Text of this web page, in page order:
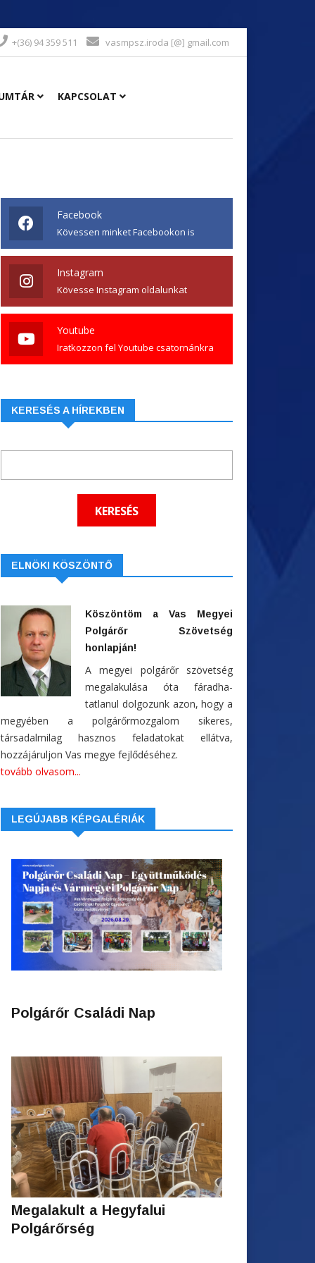
+(36) 94 359 511 vasmpsz.iroda [@] gmail.com
KAPCSOLAT
Facebook
Kövessen minket Facebookon is
Instagram
Kövesse Instagram oldalunkat
Youtube
Iratkozzon fel Youtube csatornánkra
KERESÉS A HÍREKBEN
ELNÖKI KÖSZÖNTŐ
Köszöntöm a Vas Megyei
Polgárőr Szövetség
honlapján!
A megyei polgárőr szövetség
megalakulása óta fáradha-
tatlanul dolgozunk azon, hogy a
megyében a polgárőrmozgalom sikeres,
társadalmilag hasznos feladatokat ellátva,
hozzájáruljon Vas megye fejlődéséhez.
tovább olvasom...
LEGÚJABB KÉPGALÉRIÁK
Polgárőr Családi Nap
Megalakult a Hegyfalui
Polgárőrség